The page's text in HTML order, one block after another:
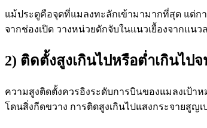
แม้ประตูคือจุดที่แมลงทะลักเข้ามามากที่สุด แต่ก
จากช่องเปิด วางหน่วยดักจับในแนวเยื้องจากแน
2) ติดตั้งสูงเกินไปหรือต่ำเกินไป
ความสูงติดตั้งควรอิงระดับการบินของแมลงเป้า
โดนสิ่งกีดขวาง การติดสูงเกินไปแสงกระจายสูญ